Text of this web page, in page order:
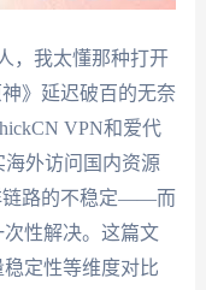
，我太懂那种打开
》延迟破百的无奈
VPN和爱代
外访问国内资源
链路的不稳定——而
性解决。这篇文
定性等维度对比